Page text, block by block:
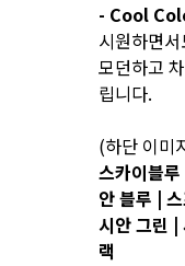
- Cool
시원하면
모던하고
립니다.
(하단 이미
스카이블
안 블루 |
시안 그린 |
랙